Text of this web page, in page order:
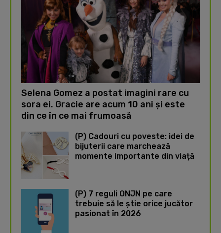
Selena Gomez a postat imagini rare cu
sora ei. Gracie are acum 10 ani și este
din ce în ce mai frumoasă
(P) Cadouri cu poveste: idei de
bijuterii care marchează
momente importante din viață
(P) 7 reguli ONJN pe care
trebuie să le știe orice jucător
pasionat în 2026